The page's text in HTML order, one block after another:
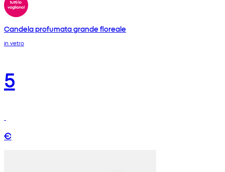
Candela profumata grande floreale
in vetro
5
€